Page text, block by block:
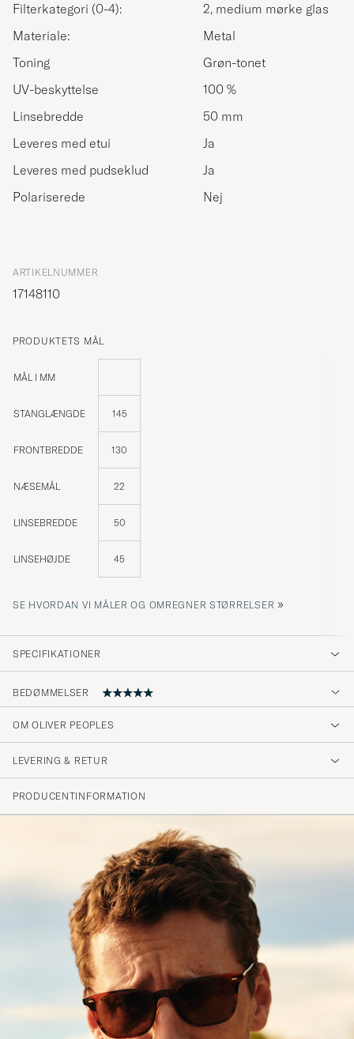
Filterkategori (0-4):
2, medium mørke glas
Materiale:
Metal
Toning
Grøn-tonet
UV-beskyttelse
100 %
Linsebredde
50 mm
Leveres med etui
Ja
Leveres med pudseklud
Ja
Polariserede
Nej
ARTIKELNUMMER
17148110
PRODUKTETS MÅL
MÅL I MM
STANGLÆNGDE 145
FRONTBREDDE 130
NÆSEMÅL 22
LINSEBREDDE 50
LINSEHØJDE 45
SE HVORDAN VI MÅLER OG OMREGNER STØRRELSER »
SPECIFIKATIONER
BEDØMMELSER
5
OM OLIVER PEOPLES
LEVERING & RETUR
PRODUCENTINFORMATION